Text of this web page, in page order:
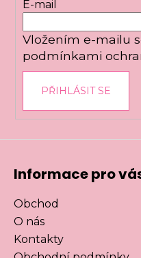
E-mail
Vložením e-mailu
podmínkami
PŘIHLÁSIT SE
Informace pro
Obchod
O nás
Kontakty